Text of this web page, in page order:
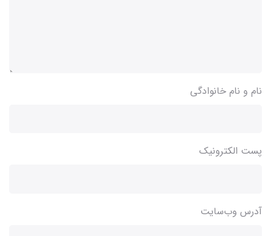
نام و نام خانوادگی
پست الکترونیک
آدرس وب‌سایت